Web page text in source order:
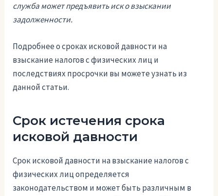
служба может предъявить иск о взыскании
задолженности.
Подробнее о сроках исковой давности на
взыскание налогов с физических лиц и
последствиях просрочки вы можете узнать из
данной статьи.
Срок истечения срока
исковой давности
Срок исковой давности на взыскание налогов с
физических лиц определяется
законодательством и может быть различным в